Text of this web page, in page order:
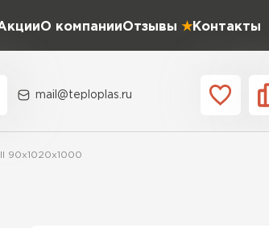
О компанииОтзывы Контакты
mail@teploplas.ru
90х1020х1000